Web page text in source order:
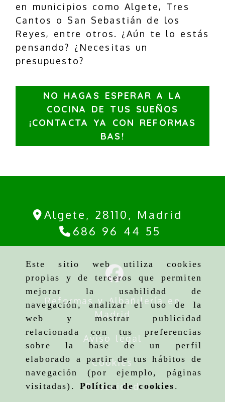
Este sitio web utiliza cookies
propias y de terceros que permiten
mejorar la usabilidad de
navegación, analizar el uso de la
web y mostrar publicidad
relacionada con tus preferencias
sobre la base de un perfil
elaborado a partir de tus hábitos de
navegación (por ejemplo, páginas
visitadas). Política de cookies .
en municipios como Algete, Tres
Cantos o San Sebastián de los
Reyes, entre otros. ¿Aún te lo estás
pensando? ¿Necesitas un
presupuesto?
NO HAGAS ESPERAR A LA
COCINA DE TUS SUEÑOS
¡CONTACTA YA CON REFORMAS
BAS!
Algete, 28110, Madrid
686 96 44 55
Reformas y Albañilería en
Madrid
Aviso legal
Cookies
Privacidad